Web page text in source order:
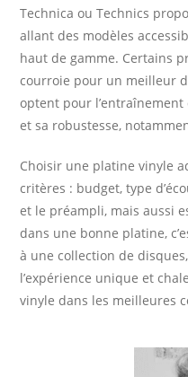
Technica ou Technics
allant des modèles
haut de gamme. Certains
courroie pour un meilleur
optent pour
et sa robustesse,
Choisir une platine vinyle
critères : budget, type
et le préampli, mais aussi
dans une bonne platine,
à une collection de
l’expérience unique et
vinyle dans les meilleures